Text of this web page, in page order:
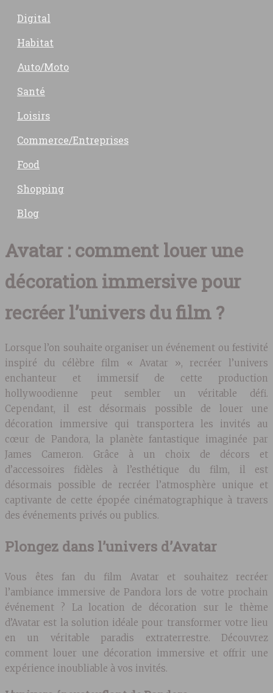
Digital
Habitat
Auto/Moto
Santé
Loisirs
Commerce/Entreprises
Food
Shopping
Blog
Avatar : comment louer une
décoration immersive pour
recréer l’univers du film ?
Lorsque l’on souhaite organiser un événement ou festivité
inspiré du célèbre film « Avatar », recréer l’univers
enchanteur et immersif de cette production
hollywoodienne peut sembler un véritable défi.
Cependant, il est désormais possible de louer une
décoration immersive qui transportera les invités au
cœur de Pandora, la planète fantastique imaginée par
James Cameron. Grâce à un choix de décors et
d’accessoires fidèles à l’esthétique du film, il est
désormais possible de recréer l’atmosphère unique et
captivante de cette épopée cinématographique à travers
des événements privés ou publics.
Plongez dans l’univers d’Avatar
Vous êtes fan du film Avatar et souhaitez recréer
l’ambiance immersive de Pandora lors de votre prochain
événement ? La location de décoration sur le thème
d’Avatar est la solution idéale pour transformer votre lieu
en un véritable paradis extraterrestre. Découvrez
comment louer une décoration immersive et offrir une
expérience inoubliable à vos invités.